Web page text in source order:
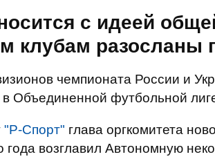
с идеей
клубам разосланы
чемпионата России и
Объединенной футбольной
"Р-Спорт" глава оргкомитета
года возглавил Автономную